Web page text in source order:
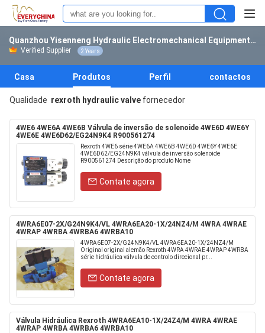
Quanzhou Yisenneng Hydraulic Electromechanical Equipment Co., Ltd.
Verified Supplier 2 Years
Casa Produtos Perfil contactos
Qualidade rexroth hydraulic valve fornecedor
4WE6 4WE6A 4WE6B Válvula de inversão de solenoide 4WE6D 4WE6Y
4WE6E 4WE6D62/EG24N9K4 R900561274
Rexroth 4WE6 série 4WE6A 4WE6B 4WE6D 4WE6Y 4WE6E
4WE6D62/EG24N9K4 válvula de inversão solenoide
R900561274 Descrição do produto Nome
Contate agora
4WRA6E07-2X/G24N9K4/VL 4WRA6EA20-1X/24NZ4/M 4WRA 4WRAE
4WRAP 4WRBA 4WRBA6 4WRBA10
4WRA6E07-2X/G24N9K4/VL 4WRA6EA20-1X/24NZ4/M
Original original alemão Rexroth 4WRA 4WRAE 4WRAP 4WRBA
série hidráulica válvula de controlo direcional pr...
Contate agora
Válvula Hidráulica Rexroth 4WRA6EA10-1X/24Z4/M 4WRA 4WRAE
4WRAP 4WRBA 4WRBA6 4WRBA10